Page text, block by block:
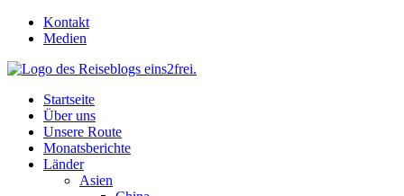
Skip
Kontakt
Medien
Startseite
Über uns
Unsere Route
Monatsberichte
Länder
Asien